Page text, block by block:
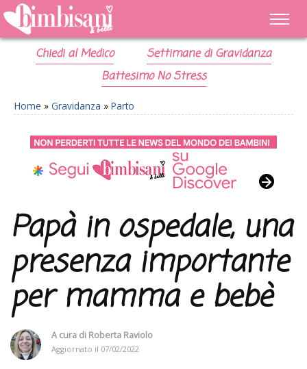
Chiedi al Medico
Settimane di Gravidanza
Battesimo No Stress
Home » Gravidanza » Parto
Papà in ospedale, una
presenza importante
per mamma e bebè
A cura di Roberta Raviolo
Aggiornato il 07/02/2022